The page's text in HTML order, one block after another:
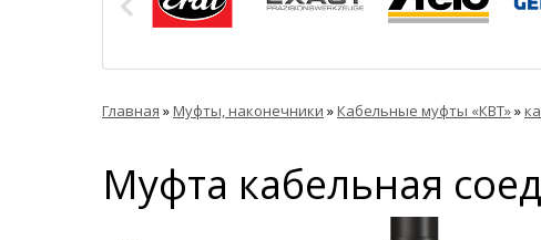
Главная »Муфты, наконечники »Кабельные муфты «КВТ»»
Муфта кабельная